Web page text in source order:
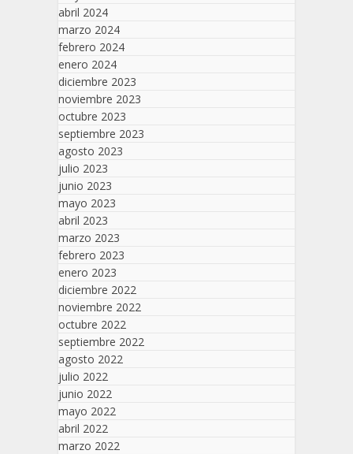
abril 2024
marzo 2024
febrero 2024
enero 2024
diciembre 2023
noviembre 2023
octubre 2023
septiembre 2023
agosto 2023
julio 2023
junio 2023
mayo 2023
abril 2023
marzo 2023
febrero 2023
enero 2023
diciembre 2022
noviembre 2022
octubre 2022
septiembre 2022
agosto 2022
julio 2022
junio 2022
mayo 2022
abril 2022
marzo 2022